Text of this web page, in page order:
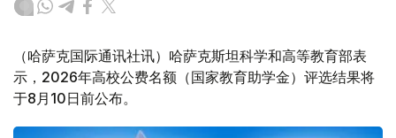
（哈萨克国际通讯社讯）哈萨克斯坦科学和高等教育部表
示，2026年高校公费名额（国家教育助学金）评选结果将
于8月10日前公布。